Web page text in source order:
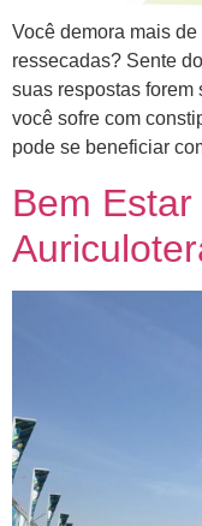
Você demora mais
ressecadas? Sente
suas respostas forem
você sofre com
pode se beneficiar
Bem